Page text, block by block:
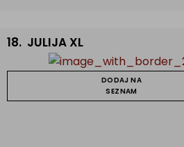
18. JULIJA XL
DODAJ NA
SEZNAM